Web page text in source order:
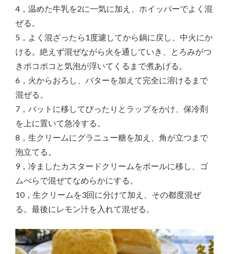
4，温めた牛乳を2に一気に加え、ホイッパーでよく混
ぜる。
5，よく混ざったら1度濾してから鍋に戻し、中火にか
ける。絶えず混ぜながら火を通していき、とろみがつ
きポコポコと気泡が浮いてくるまで煮あげる。
6，火からおろし、バターを加えて完全に溶けるまで
混ぜる。
7，バットに移してぴったりとラップをかけ、保冷剤
を上に置いて急冷する。
8，生クリームにグラニュー糖を加え、角が立つまで
泡立てる。
9，冷ましたカスタードクリームをボールに移し、ゴ
ムべらで混ぜてなめらかにする。
10，生クリームを3回に分けて加え、その都度混ぜ
る。最後にレモン汁を入れて混ぜる。